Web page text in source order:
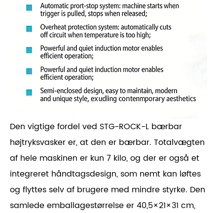
Den vigtige fordel ved STG-ROCK-L bærbar
højtryksvasker er, at den er bærbar. Totalvægten
af ​​hele maskinen er kun 7 kilo, og der er også et
integreret håndtagsdesign, som nemt kan løftes
og flyttes selv af brugere med mindre styrke. Den
samlede emballagestørrelse er 40,5×21×31 cm,